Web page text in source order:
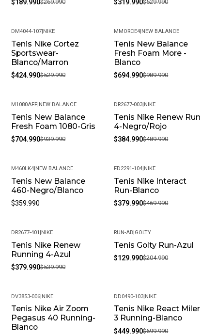
productos químicos fuertes. Almacénalos en un lugar
fresco y seco cuando no los estés usando.
• Peso del Producto: Ligero, ideal para uso diario.
$189.990$269.990 $319.990$529.990
-20%
DM4044-107| NIKE
Tenis Nike Cortez
Sportswear-
Blanco/Marron
$424.990$529.990
-30%
MMORCE4 NEW BALANCE
Tenis New Balance
Fresh Foam More -
Blanco
$694.990$989.990
-25%
M1080AFF| NEW BALANCE
Tenis New Balance
Fresh Foam 1080-Gris
$704.990$939.990
-21%
DR2677-003 NIKE
Tenis Nike Renew Run
4-Negro/Rojo
$384.990$489.990
M460LK4|NEW BALANCE
Tenis New Balance
460-Negro/Blanco
$359.990
-19%
FD2291-104|NIKE
Tenis Nike Interact
Run-Blanco
$379.990$469.990
-30%
DR2677-401 |NIKE
Tenis Nike Renew
Running 4-Azul
$379.990$539.990
-37%
RUN-AB|GOLTY
Tenis Golty Run-Azul
$129.990$204.990
-19%
DV3853-006|NIKE
Tenis Nike Air Zoom
Pegasus 40 Running-
Blanco
-36%
DD0490-103|NIKE
Tenis Nike React Miler
3 Running-Blanco
$449.990$699.990